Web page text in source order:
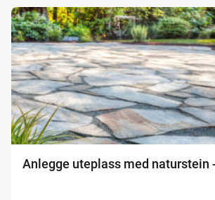
Anlegge uteplass med naturstein